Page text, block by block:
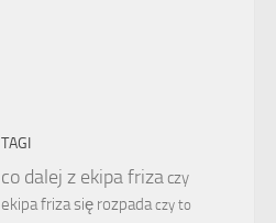
TAGI
co dalej z ekipa friza czy
ekipa friza się rozpada czy to